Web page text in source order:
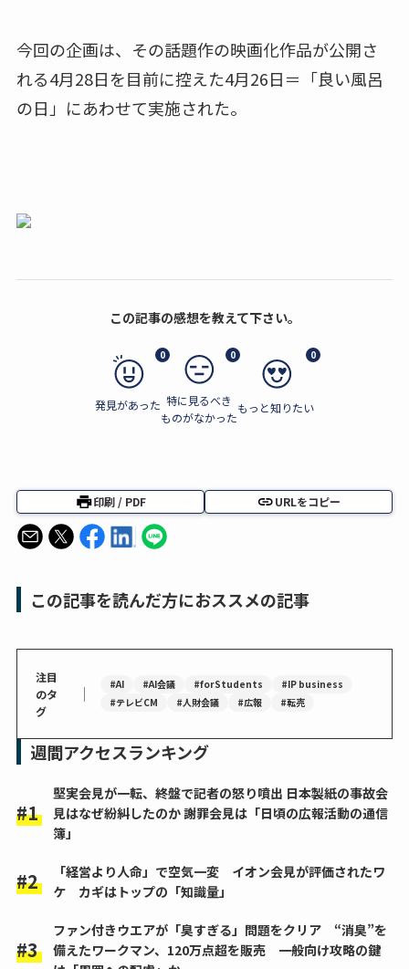
今回の企画は、その話題作の映画化作品が公開さ
れる4月28日を目前に控えた4月26日＝「良い風呂
の日」にあわせて実施された。
この記事の感想を教えて下さい。
0
発見があった
0
特に見るべき
ものがなかった
0
もっと知りたい
印刷 / PDF URLをコピー
この記事を読んだ方におススメの記事
注目
のタ
グ
｜ #AI #AI会議 #forStudents
#IP business
#テレビCM
#人財会議 #広報 #転売
週間アクセスランキング
堅実会見が一転、終盤で記者の怒り噴出 日本製紙の事故会
見はなぜ紛糾したのか 謝罪会見は「日頃の広報活動の通信
簿」
「経営より人命」で空気一変 イオン会見が評価されたワ
ケ カギはトップの「知識量」
ファン付きウエアが「臭すぎる」問題をクリア “消臭”を
備えたワークマン、120万点超を販売 一般向け攻略の鍵